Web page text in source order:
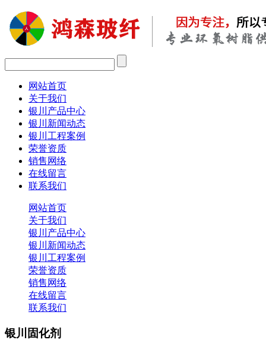
网站首页
关于我们
银川产品中心
银川新闻动态
银川工程案例
荣誉资质
销售网络
在线留言
联系我们
网站首页
关于我们
银川产品中心
银川新闻动态
银川工程案例
荣誉资质
销售网络
在线留言
联系我们
银川固化剂